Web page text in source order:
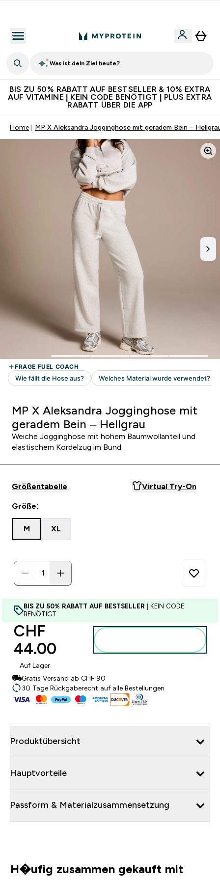
Was ist dein Ziel heute?
BIS ZU 50% RABATT AUF BESTSELLER & 10% EXTRA
AUF VITAMINE | KEIN CODE BENÖTIGT | PLUS EXTRA
RABATT ÜBER DIE APP
Home MP X Aleksandra Jogginghose mit geradem Bein –
MP X Aleksandra Jogginghose mit
geradem Bein – Hellgrau
Weiche Jogginghose mit hohem Baumwollanteil und
elastischem Kordelzug im Bund
Größentabelle Virtual Try-On
Größe:
M XL
BIS ZU 50% RABATT AUF BESTSELLER | KEIN CODE
BENÖTIGT
CHF
44.00‎
Auf Lager
Gratis Versand ab CHF 90
30 Tage Rückgaberecht auf alle Bestellungen
Produktübersicht
Hauptvorteile
Passform & Materialzusammensetzung
H�ufig zusammen gekauft mit